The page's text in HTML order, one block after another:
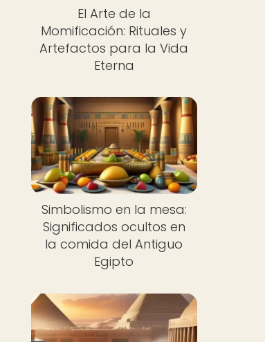
El Arte de la
Momificación: Rituales y
Artefactos para la Vida
Eterna
Simbolismo en la mesa:
Significados ocultos en
la comida del Antiguo
Egipto